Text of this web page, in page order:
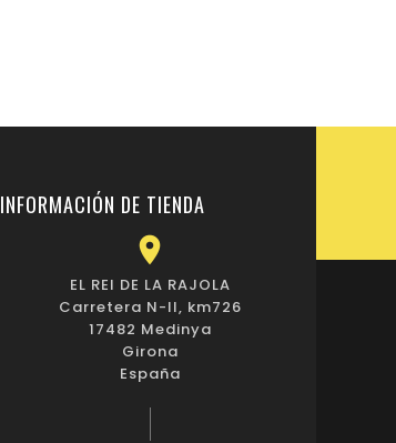
INFORMACIÓN DE TIENDA

EL REI DE LA RAJOLA
Carretera N-II, km726
17482 Medinya
Girona
España